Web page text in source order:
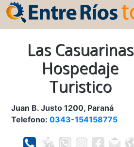
Las Casuarinas
Hospedaje
Turistico
Juan B. Justo 1200, Paraná
Telefono: 0343-154158775